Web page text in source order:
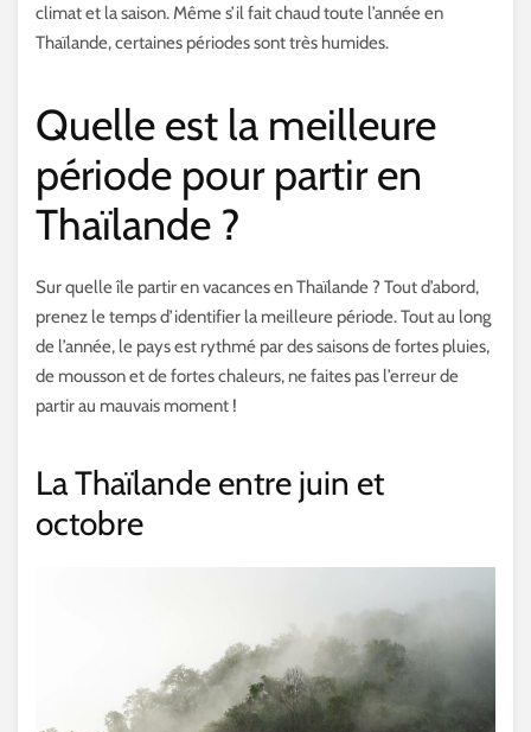
climat et la saison. Même s’il fait chaud toute l’année en
Thaïlande, certaines périodes sont très humides.
Quelle est la meilleure
période pour partir en
Thaïlande ?
Sur quelle île partir en vacances en Thaïlande ? Tout d’abord,
prenez le temps d’identifier la meilleure période. Tout au long
de l’année, le pays est rythmé par des saisons de fortes pluies,
de mousson et de fortes chaleurs, ne faites pas l’erreur de
partir au mauvais moment !
La Thaïlande entre juin et
octobre